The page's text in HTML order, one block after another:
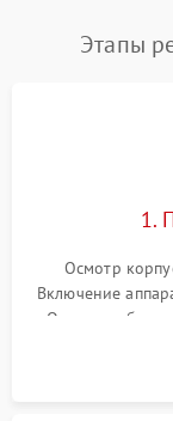
Постоянные сбои
Этапы
1.
Осмотр
Включение
Оценка работы
Измерение